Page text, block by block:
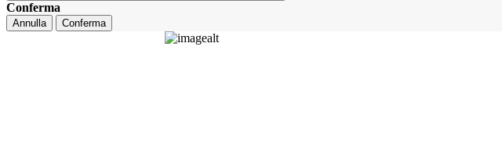
Conferma
Annulla Conferma